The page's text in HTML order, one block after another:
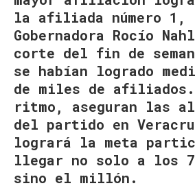
la afiliada número 1,
Gobernadora Rocío
corte del fin de
se habían logrado
de miles de
ritmo, aseguran las
del partido en
logrará la meta
llegar no solo a los
sino el millón.